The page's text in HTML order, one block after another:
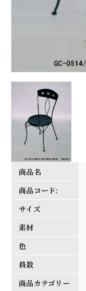
商品名
商品コード:
サイズ
素材
色
員数
商品カテゴリー